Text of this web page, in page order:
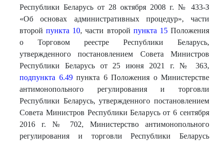
Республики Беларусь от 28 октября 2008 г. № 433-З
«Об основах административных процедур», части
второйпункта 10, части второй пункта 15Положения
о Торговом реестре Республики Беларусь,
утвержденного постановлением Совета Министров
Республики Беларусь от 25 июня 2021 г. № 363,
подпункта 6.49пункта 6 Положения о Министерстве
антимонопольного регулирования и торговли
Республики Беларусь, утвержденного постановлением
Совета Министров Республики Беларусь от 6 сентября
2016 г. № 702, Министерство антимонопольного
регулирования и торговли Республики Беларусь